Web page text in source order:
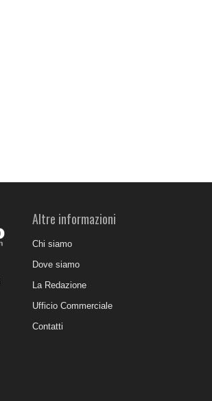
Altre informazioni
Chi siamo
Dove siamo
La Redazione
Ufficio Commerciale
Contatti